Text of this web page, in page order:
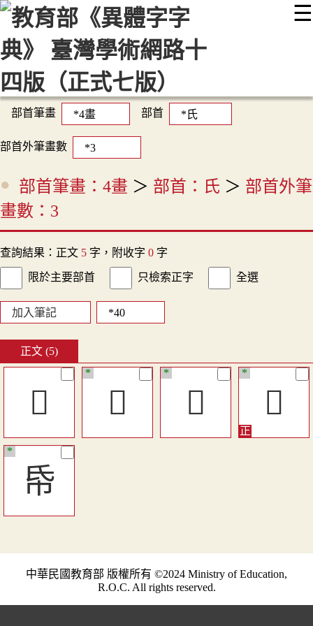
☰
::: 最新消息 常見問題 編輯說明
顯示模式
網站導覽
部首筆畫 部首
部首外筆畫數
部首筆畫：4畫 ＞ 部首：氏 ＞ 部首外筆
畫數：3
查詢結果：正文 5 字，附收字 0 字
限於主要部首 只檢索正字 全選
加入筆記
正文 (5)
󳄊 󵟛
*
󴘬
*
𠯑
*
帋
*
中華民國教育部 版權所有 ©2024 Ministry of Education,
R.O.C. All rights reserved.